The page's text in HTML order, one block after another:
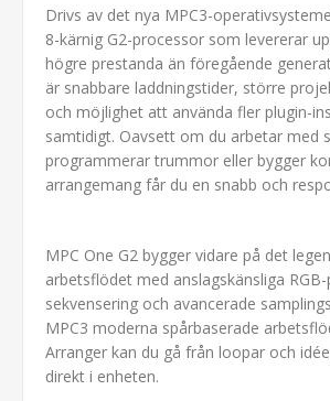
Drivs av det nya MPC3-
8-kärnig G2-processor som levererar
högre prestanda än föregående
är snabbare laddningstider, större
och möjlighet att använda fler plugin-
samtidigt. Oavsett om du arbetar med
programmerar trummor eller bygger
arrangemang får du en snabb och
MPC One G2 bygger vidare på det
arbetsflödet med anslagskänsliga
sekvensering och avancerade
MPC3 moderna spårbaserade
Arranger kan du gå från loopar och
direkt i enheten.